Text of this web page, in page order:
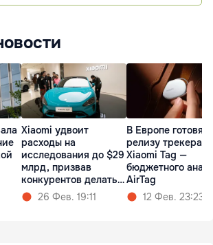
Xiaomi удвоит
расходы на
исследования до $29
млрд, призвав
конкурентов делать
так же26 Фев. 19:11
В Европе
релизу трекера
Xiaomi Tag —
бюджетного
AirTag
12 Фев. 23:23